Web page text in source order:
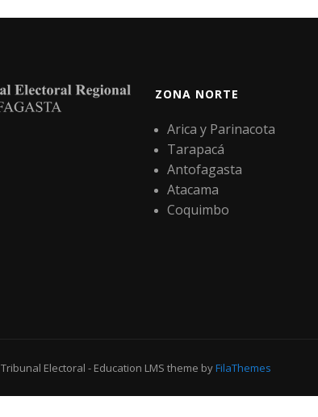
ZONA NORTE
Arica y Parinacota
Tarapacá
Antofagasta
Atacama
Coquimbo
Tribunal Electoral - Education LMS theme byFilaThemes